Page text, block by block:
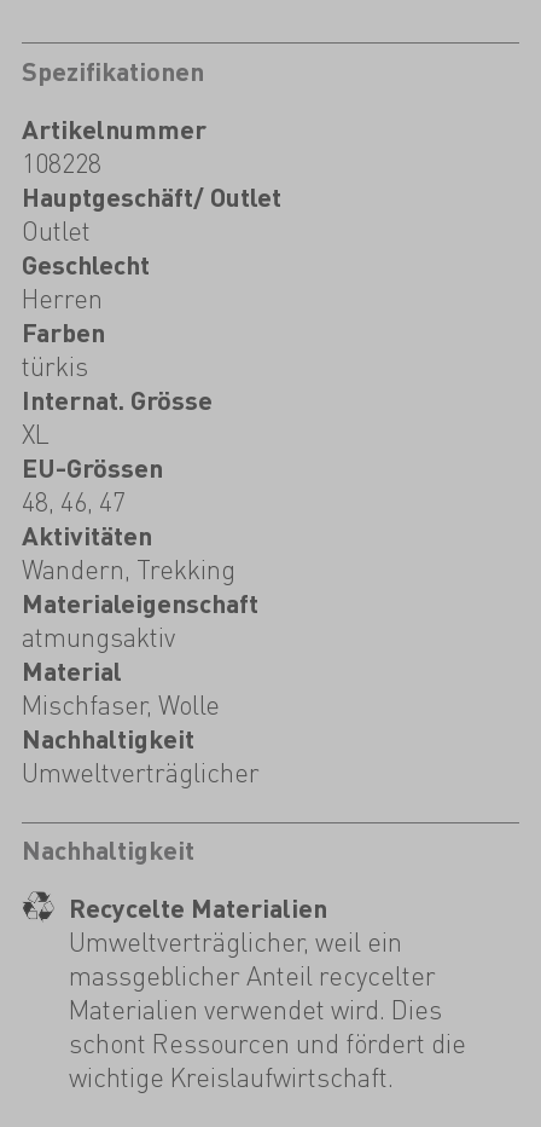
Spezifikationen
Artikelnummer
108228
Hauptgeschäft/ Outlet
Outlet
Geschlecht
Herren
Farben
türkis
Internat. Grösse
XL
EU-Grössen
48, 46, 47
Aktivitäten
Wandern, Trekking
Materialeigenschaft
atmungsaktiv
Material
Mischfaser, Wolle
Nachhaltigkeit
Umweltverträglicher
Nachhaltigkeit
Recycelte Materialien
Umweltverträglicher, weil ein
massgeblicher Anteil recycelter
Materialien verwendet wird. Dies
schont Ressourcen und fördert die
wichtige Kreislaufwirtschaft.